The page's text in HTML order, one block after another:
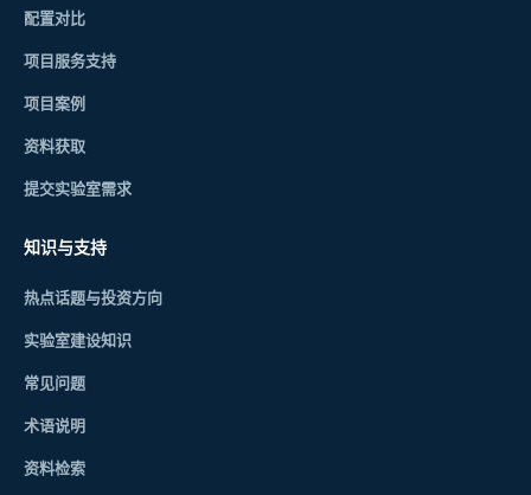
配置对比
项目服务支持
项目案例
资料获取
提交实验室需求
知识与支持
热点话题与投资方向
实验室建设知识
常见问题
术语说明
资料检索